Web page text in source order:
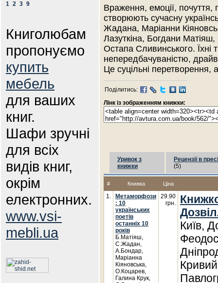
1 2 3 9
Книголюбам
пропонуємо
купить
мебель
для ваших
книг.
Шафи зручні
для всіх
видів книг,
окрім
електронних.
www.vsi-
mebli.ua
Враження, емоції, почуття,
створюють сучасну
Жадана, Маріанни
Лазуткіна, Богдани
Остапа Сливинського.
непередбачуваністю,
Це суцільні
Поділитись:
Лінк із зображенням книжки:
Уривок з
книжки
Рецензії в пресі
(5)
# Книжка Ціна
1.
Метаморфози
: 10
українських
поетів
останніх 10
років
Б.Матіяш,
С.Жадан,
А.Бондар,
Маріанна
Кіяновська,
О.Коцарев,
Галина Крук,
29.90
грн.
Київ,